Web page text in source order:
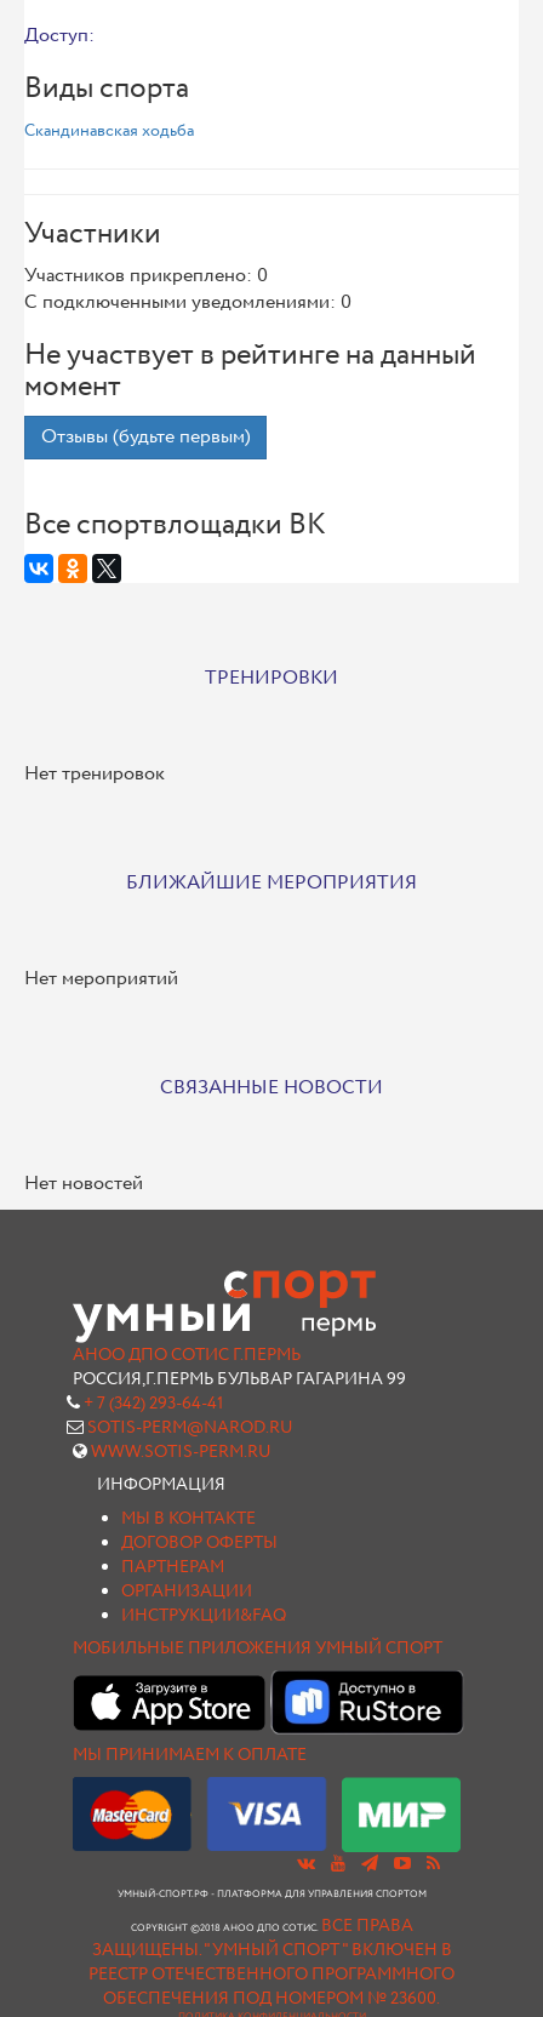
Доступ:
Виды спорта
Скандинавская ходьба
Участники
Участников прикреплено: 0
С подключенными уведомлениями: 0
Не участвует в рейтинге на данный
момент
Отзывы (будьте первым)
Все спортвлощадки ВК
ТРЕНИРОВКИ
Нет тренировок
БЛИЖАЙШИЕ МЕРОПРИЯТИЯ
Нет мероприятий
СВЯЗАННЫЕ НОВОСТИ
Нет новостей
АНОО ДПО СОТИС Г.ПЕРМЬ
РОССИЯ,Г.ПЕРМЬ БУЛЬВАР ГАГАРИНА 99
+ 7 (342) 293-64-41
SOTIS-PERM@NAROD.RU
WWW.SOTIS-PERM.RU
ИНФОРМАЦИЯ
МЫ В КОНТАКТЕ
ДОГОВОР ОФЕРТЫ
ПАРТНЕРАМ
ОРГАНИЗАЦИИ
ИНСТРУКЦИИ&FAQ
МОБИЛЬНЫЕ ПРИЛОЖЕНИЯ УМНЫЙ СПОРТ
МЫ ПРИНИМАЕМ К ОПЛАТЕ
УМНЫЙ-СПОРТ.РФ - ПЛАТФОРМА ДЛЯ УПРАВЛЕНИЯ СПОРТОМ
COPYRIGHT ©2018 АНОО ДПО СОТИС. ВСЕ ПРАВА
ЗАЩИЩЕНЫ."УМНЫЙ СПОРТ " ВКЛЮЧЕН В
РЕЕСТР ОТЕЧЕСТВЕННОГО ПРОГРАММНОГО
ОБЕСПЕЧЕНИЯ ПОД НОМЕРОМ № 23600.